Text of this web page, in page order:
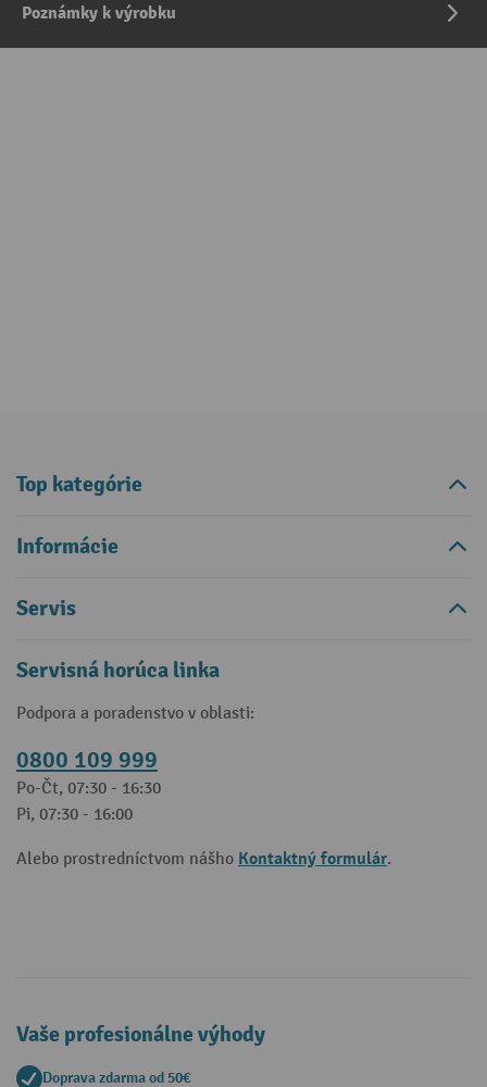
Poznámky k výrobku
Top kategórie
Informácie
Servis
Servisná horúca linka
Podpora a poradenstvo v oblasti:
0800 109 999
Po-Čt, 07:30 - 16:30
Pi, 07:30 - 16:00
Alebo prostredníctvom nášho Kontaktný formulár.
Vaše profesionálne výhody
Doprava zdarma od 50€